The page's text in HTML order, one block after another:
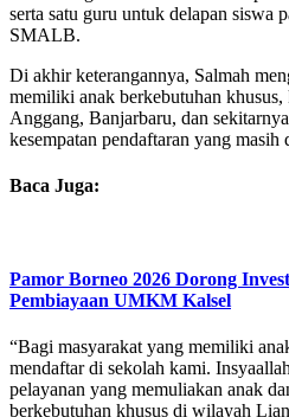
serta satu guru untuk delapan siswa
SMALB.
Di akhir keterangannya, Salmah
memiliki anak berkebutuhan
Anggang, Banjarbaru, dan
kesempatan pendaftaran yang
Baca Juga:
Pamor Borneo 2026 Dorong
Pembiayaan UMKM Kalsel
“Bagi masyarakat yang memiliki
mendaftar di sekolah kami.
pelayanan yang memuliakan anak
berkebutuhan khusus di wilayah